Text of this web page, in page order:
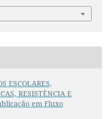
ESCOLARES,
RESISTÊNCIA E
em Fluxo